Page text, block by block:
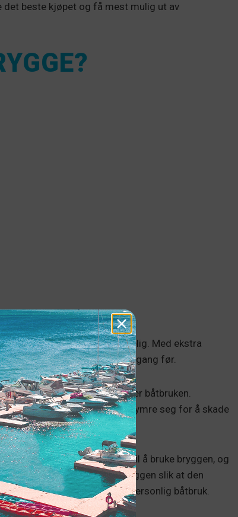
det beste kjøpet og få mest mulig ut av
vannscooteren din betraktelig. Med ekstra
tilgang til vannet enn noen gang før.
tid på vannet og kontroll over båtbruken.
måte - man slipper å bekymre seg for å skade
og lossing.
aldri å vente på å få lov til å bruke bryggen, og
brygger. Du kan tilpasse bryggen slik at den
ønsker en mer praktisk, personlig båtbruk.